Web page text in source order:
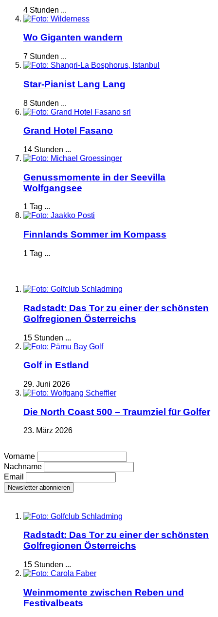
4 Stunden ...
Wo Giganten wandern
7 Stunden ...
Star-Pianist Lang Lang
8 Stunden ...
Grand Hotel Fasano
14 Stunden ...
Genussmomente in der Seevilla
Wolfgangsee
1 Tag ...
Finnlands Sommer im Kompass
1 Tag ...
Radstadt: Das Tor zu einer der schönsten
Golfregionen Österreichs
15 Stunden ...
Golf in Estland
29. Juni 2026
Die North Coast 500 – Traumziel für Golfer
23. März 2026
Vorname
Nachname
Email
Radstadt: Das Tor zu einer der schönsten
Golfregionen Österreichs
15 Stunden ...
Weinmomente zwischen Reben und
Festivalbeats